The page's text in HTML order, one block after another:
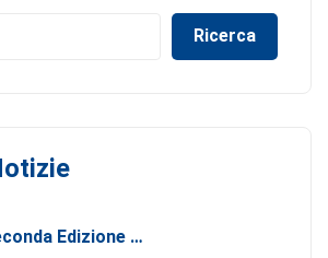
Ricerca
Seconda Edizione Di MANGIA. DONA. AMA: Quando La Gastronomia Incontra La Solidarietà, 11 Settembre 2026